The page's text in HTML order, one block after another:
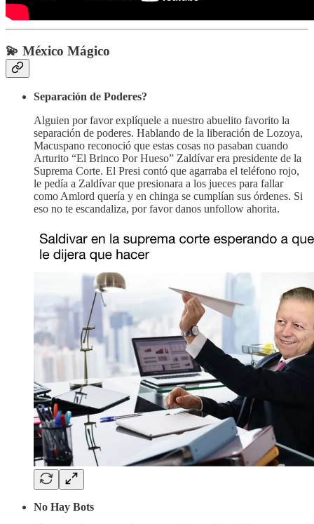
💫 México Mágico
Separación de Poderes?
Alguien por favor explíquele a nuestro abuelito favorito la
separación de poderes. Hablando de la liberación de Lozoya,
Macuspano reconoció que estas cosas no pasaban cuando
Arturito “El Brinco Por Hueso” Zaldívar era presidente de la
Suprema Corte. El Presi contó que agarraba el teléfono rojo,
le pedía a Zaldívar que presionara a los jueces para fallar
como Amlord quería y en chinga se cumplían sus órdenes. Si
eso no te escandaliza, por favor danos unfollow ahorita.
No Hay Bots